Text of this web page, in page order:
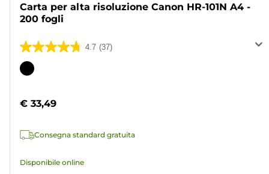
Carta per alta risoluzione Canon HR-101N A4 -
200 fogli
4.7 (37)
4.7
su
37
Cartuccia
€ 33,49
Consegna standard gratuita
Disponibile online